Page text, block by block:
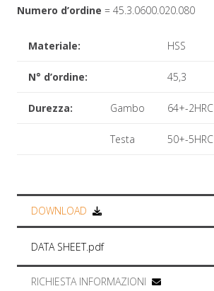
Numero d’ordine = 45.3.0600.020.080
Materiale: HSS
N° d’ordine: 45,3
Durezza: Gambo 64+-2HRC
Testa 50+-5HRC
DOWNLOAD
DATA SHEET.pdf
RICHIESTA INFORMAZIONI